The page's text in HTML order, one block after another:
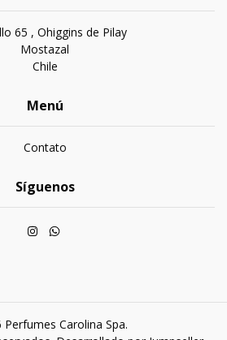
65 , Ohiggins de Pilay
Mostazal
Chile
Menú
Contato
Síguenos
Carolina Spa.